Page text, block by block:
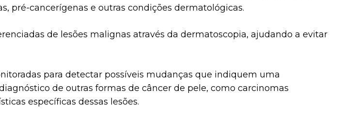
pré-cancerígenas e outras condições dermatológicas.
de lesões malignas através da dermatoscopia, ajudando a evitar
para detectar possíveis mudanças que indiquem uma
de outras formas de câncer de pele, como carcinomas
específicas dessas lesões.